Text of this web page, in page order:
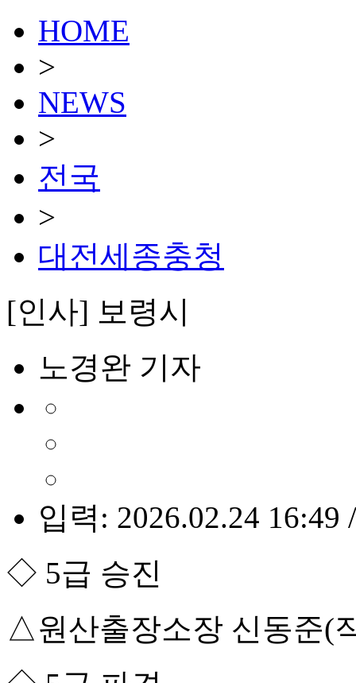
HOME
>
NEWS
>
전국
>
대전세종충청
[인사] 보령시
노경완 기자
입력: 2026.02.24 16:49
◇ 5급 승진
△원산출장소장 신동준(